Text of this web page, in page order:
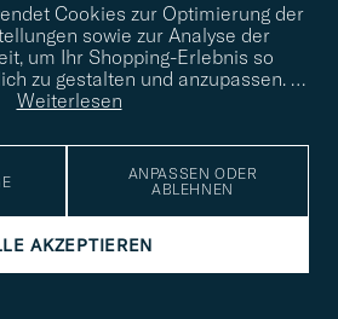
Cookies zur Optimierung der
sowie zur Analyse der
um Ihr Shopping-Erlebnis so
zu gestalten und anzupassen. …
Weiterlesen
ANPASSEN ODER
ABLEHNEN
AKZEPTIEREN
Suche nach Ihrem persönlichen Stil?
wir helfen Ihnen gerne weiter!